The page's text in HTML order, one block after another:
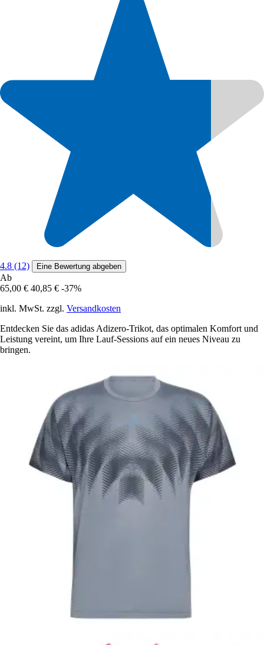
4.8 (12) Eine Bewertung abgeben
Ab
65,00 € 40,85 € -37%
inkl. MwSt. zzgl. Versandkosten
Entdecken Sie das adidas Adizero-Trikot, das optimalen Komfort und
Leistung vereint, um Ihre Lauf-Sessions auf ein neues Niveau zu
bringen.